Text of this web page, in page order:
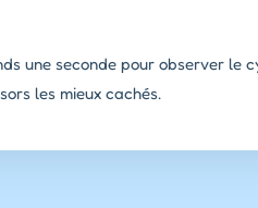
une seconde pour observer le
les mieux cachés.